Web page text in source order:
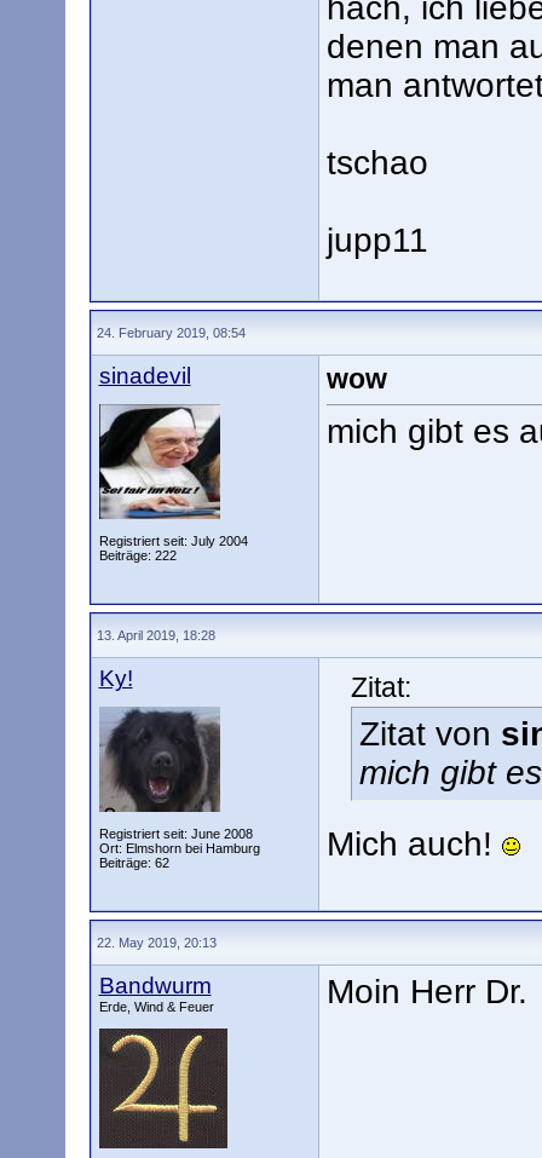
hach, ich
denen man
man
tschao
jupp11
24. February 2019, 08:54
sinadevil
Registriert seit: July 2004
Beiträge: 222
wow
mich gibt es
13. April 2019, 18:28
Ky!
Registriert seit: June 2008
Ort: Elmshorn bei Hamburg
Beiträge: 62
Zitat:
Zitat von
mich gibt
Mich auch!
22. May 2019, 20:13
Bandwurm
Erde, Wind & Feuer Moin Herr Dr.